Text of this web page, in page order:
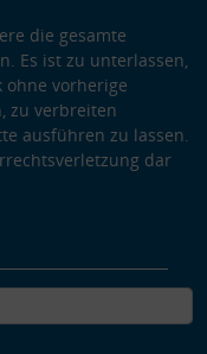
die gesamte
Es ist zu unterlassen,
ohne vorherige
zu verbreiten
ausführen zu lassen.
dar